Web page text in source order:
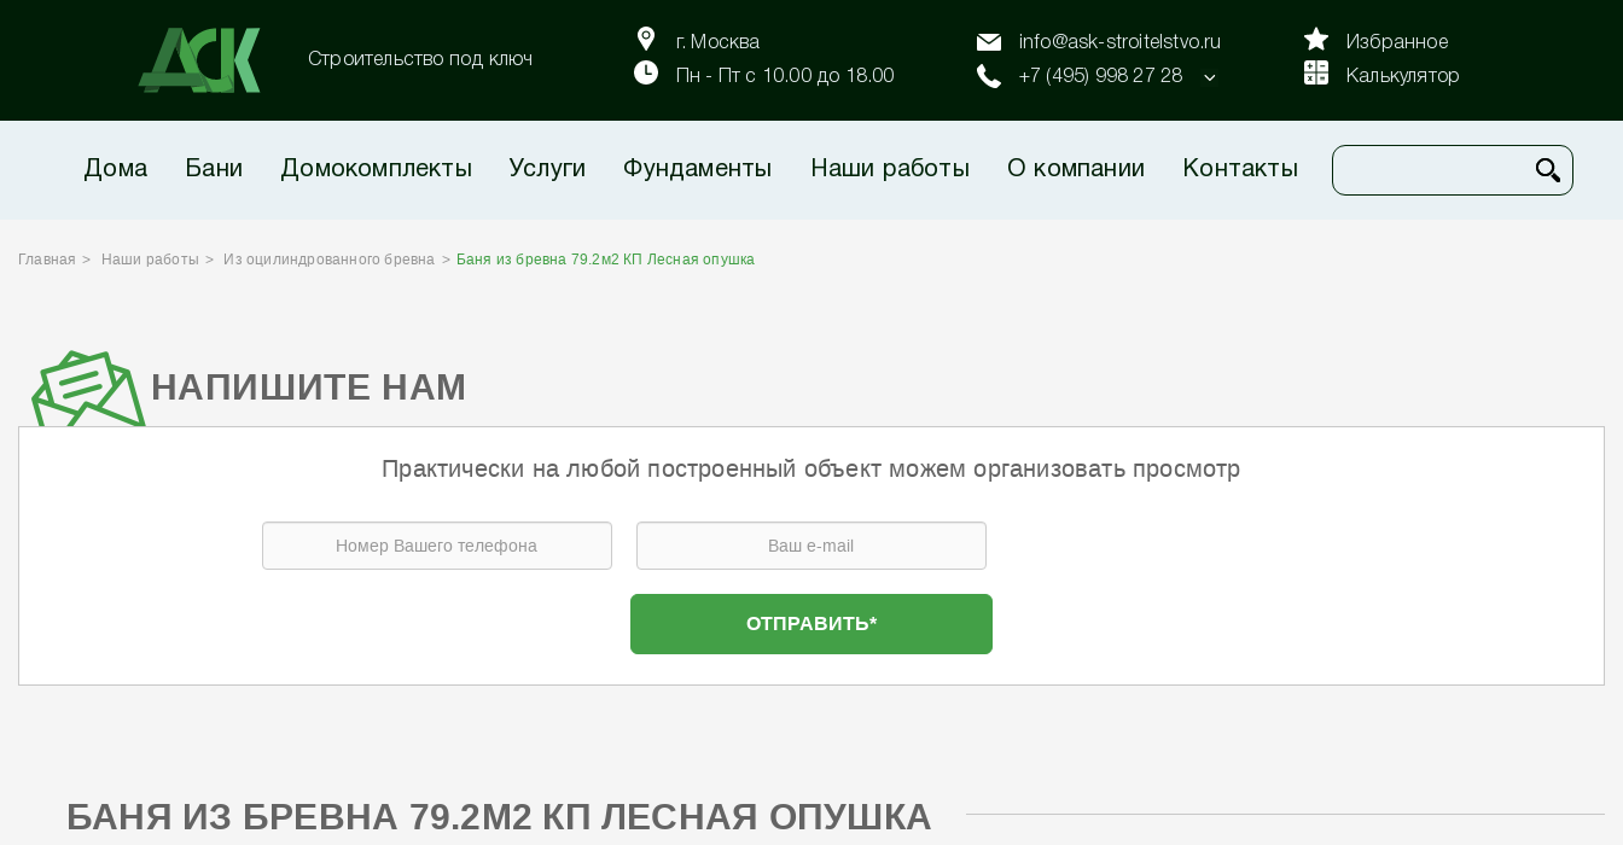
Строительство под ключ
г. Москва
Пн - Пт с 10.00 до 18.00
info@ask-stroitelstvo.ru
+7 (495) 998 27 28
Избранное
Калькулятор
Дома Бани Домокомплекты Услуги Фундаменты Наши работы О компании Контакты
Главная Наши работы Из оцилиндрованного бревна Баня из бревна 79.2м2 КП Лесная опушка
НАПИШИТЕ НАМ
Практически на любой построенный объект можем организовать просмотр
БАНЯ ИЗ БРЕВНА 79.2М2 КП ЛЕСНАЯ ОПУШКА